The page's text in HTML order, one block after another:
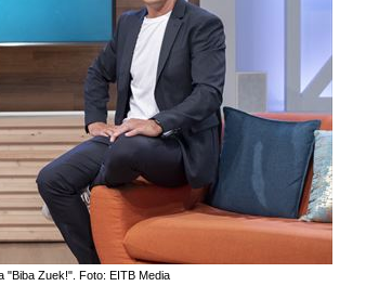
"Biba Zuek!". Foto: EITB Media